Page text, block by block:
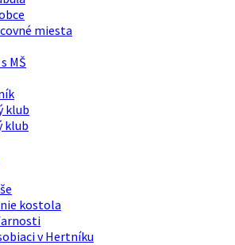
miesta
MŠ
klub
klub
kostola
v Hertníku